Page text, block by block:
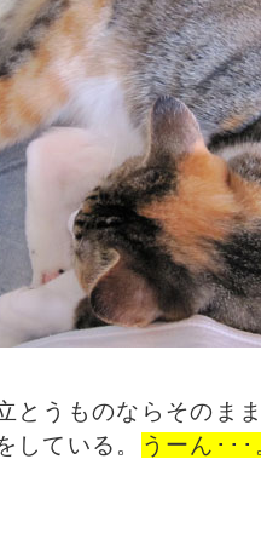
とうものならそのま
している。
うーん･･